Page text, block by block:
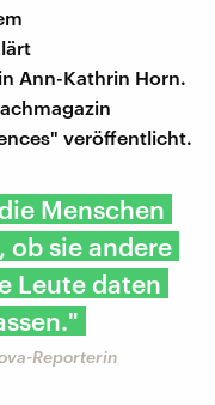
Ann-Kathrin Horn.
veröffentlicht.
Menschen
ob sie andere
Leute daten
Reporterin